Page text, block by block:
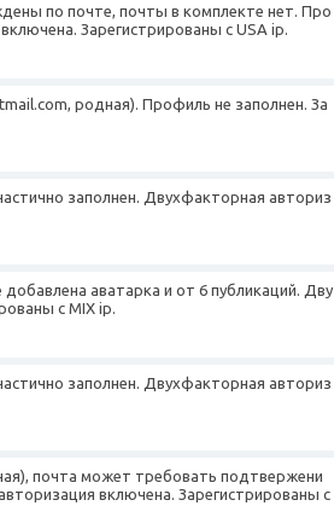
по почте, почты в комплекте нет. Про
Зарегистрированы с USA ip.
родная). Профиль не заполнен. За
заполнен. Двухфакторная авториз
аватарка и от 6 публикаций. Дву
с MIX ip.
заполнен. Двухфакторная авториз
почта может требовать подтвержени
включена. Зарегистрированы с